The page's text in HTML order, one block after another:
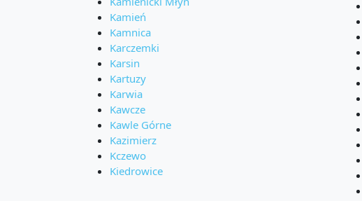
Kamień
Kamnica
Karczemki
Karsin
Kartuzy
Karwia
Kawcze
Kawle Górne
Kazimierz
Kczewo
Kiedrowice